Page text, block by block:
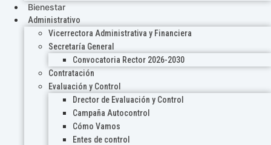
Bienestar
Administrativo
Vicerrectora Administrativa y Financiera
Secretaría General
Convocatoria Rector 2026-2030
Contratación
Evaluación y Control
Drector de Evaluación y Control
Campaña Autocontrol
Cómo Vamos
Entes de control